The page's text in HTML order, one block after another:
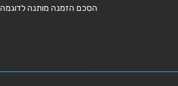
הסכם הזמנה מותנה לדוגמה